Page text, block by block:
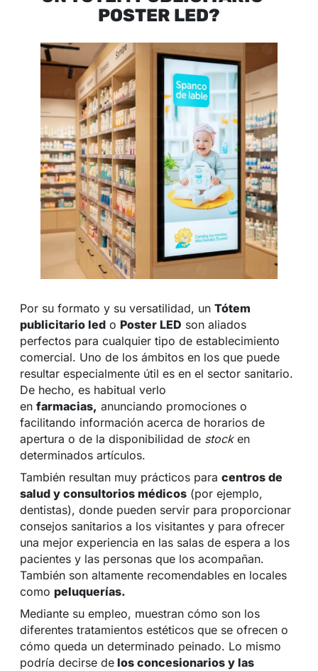
POSTER LED?
Por su formato y su versatilidad, un Tótem
publicitario led o Poster LED son aliados
perfectos para cualquier tipo de establecimiento
comercial. Uno de los ámbitos en los que puede
resultar especialmente útil es en el sector sanitario.
De hecho, es habitual verlo
en farmacias, anunciando promociones o
facilitando información acerca de horarios de
apertura o de la disponibilidad de stock en
determinados artículos.
También resultan muy prácticos para centros de
salud y consultorios médicos (por ejemplo,
dentistas), donde pueden servir para proporcionar
consejos sanitarios a los visitantes y para ofrecer
una mejor experiencia en las salas de espera a los
pacientes y las personas que los acompañan.
También son altamente recomendables en locales
como peluquerías.
Mediante su empleo, muestran cómo son los
diferentes tratamientos estéticos que se ofrecen o
cómo queda un determinado peinado. Lo mismo
podría decirse de los concesionarios y las